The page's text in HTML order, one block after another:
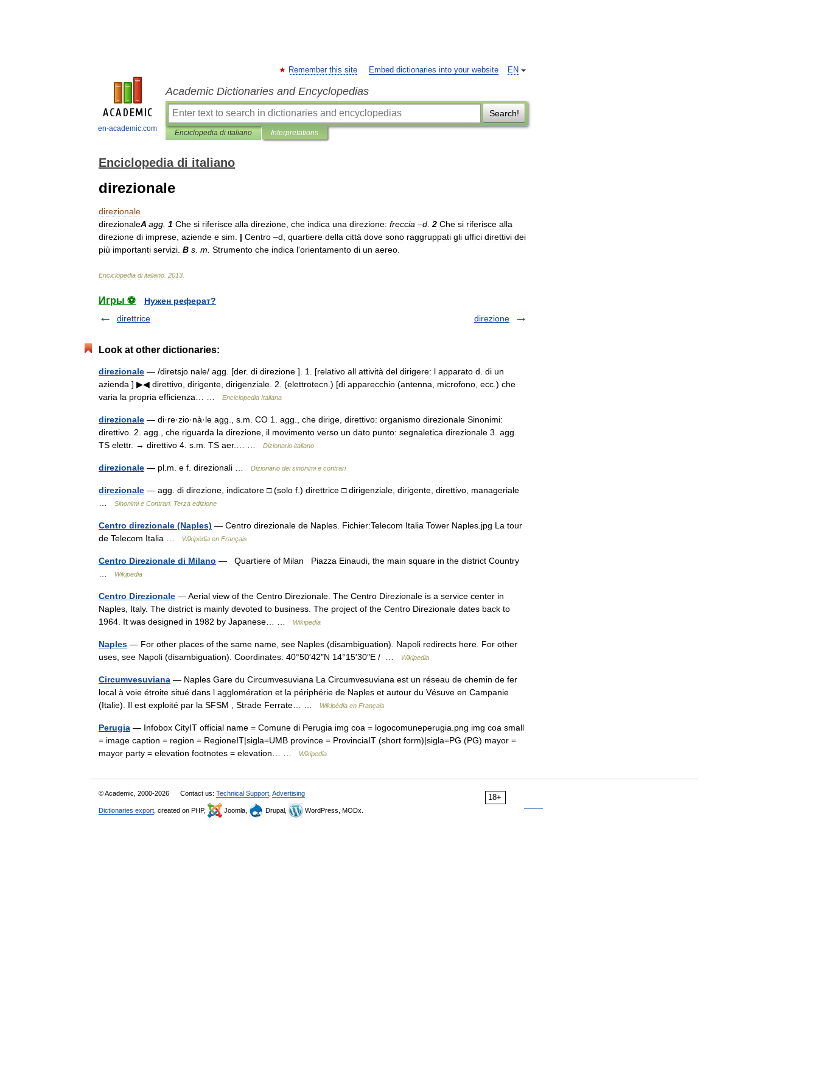
en-academic.com
EN
Remember this site Embed dictionaries into your website
Academic Dictionaries and Encyclopedias
Search!
Enciclopedia di italiano Interpretations
Enciclopedia di italiano
direzionale
direzionale
direzionaleA agg 1 Che si riferisce alla direzione che indica una direzione: freccia –d 2 Che si riferisce alla
direzione di imprese aziende e sim | Centro –d quartiere della città dove sono raggruppati gli uffici direttivi dei
più importanti servizi B s m Strumento che indica l'orientamento di un aereo
Enciclopedia di italiano 2013
Игры ⚽
Нужен реферат?
direttrice
direzione
Look at other dictionaries:
direzionale — /diretsjo nale/ agg. [der. di direzione ]. 1. [relativo all attività del dirigere: l apparato d. di un
azienda ] ▶◀ direttivo, dirigente, dirigenziale. 2. (elettrotecn.) [di apparecchio (antenna, microfono, ecc.) che
varia la propria efficienza… …
Enciclopedia Italiana
direzionale — di·re·zio·nà·le agg., s.m. CO 1. agg., che dirige, direttivo: organismo direzionale Sinonimi:
direttivo. 2. agg., che riguarda la direzione, il movimento verso un dato punto: segnaletica direzionale 3. agg.
TS elettr. → direttivo 4. s.m. TS aer.… …
Dizionario italiano
direzionale — pl.m. e f. direzionali … Dizionario dei sinonimi e contrari
direzionale — agg. di direzione, indicatore □ (solo f.) direttrice □ dirigenziale, dirigente, direttivo, manageriale
Sinonimi e Contrari. Terza edizione
Centro direzionale (Naples) — Centro direzionale de Naples. Fichier:Telecom Italia Tower Naples.jpg La tour
de Telecom Italia …
Wikipédia en Français
Centro Direzionale di Milano — Quartiere of Milan Piazza Einaudi, the main square in the district Country
Wikipedia
Centro Direzionale — Aerial view of the Centro Direzionale. The Centro Direzionale is a service center in
Naples, Italy. The district is mainly devoted to business. The project of the Centro Direzionale dates back to
1964. It was designed in 1982 by Japanese… …
Wikipedia
Naples — For other places of the same name, see Naples (disambiguation). Napoli redirects here. For other
uses, see Napoli (disambiguation). Coordinates: 40°50′42″N 14°15′30″E / …
Wikipedia
Circumvesuviana — Naples Gare du Circumvesuviana La Circumvesuviana est un réseau de chemin de fer
local à voie étroite situé dans l agglomération et la périphérie de Naples et autour du Vésuve en Campanie
(Italie). Il est exploité par la SFSM , Strade Ferrate… …
Wikipédia en Français
Perugia — Infobox CityIT official name = Comune di Perugia img coa = logocomuneperugia.png img coa small
= image caption = region = RegioneIT|sigla=UMB province = ProvinciaIT (short form)|sigla=PG (PG) mayor =
mayor party = elevation footnotes = elevation… …
Wikipedia
18+
© Academic, 2000-2026 Contact us: Technical Support Advertising
Dictionaries export , created on PHP, Joomla, Drupal, WordPress, MODx.